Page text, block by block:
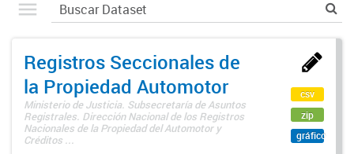
Registros Seccionales de
la Propiedad Automotor
Ministerio de Justicia. Subsecretaría de Asuntos
Registrales. Dirección Nacional de los Registros
Nacionales de la Propiedad del Automotor y
Créditos ...
csv
zip
gráfico